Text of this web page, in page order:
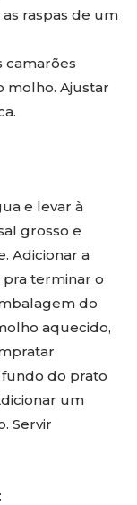
raspas de um
camarões
molho. Ajustar
e levar à
grosso e
Adicionar a
pra terminar o
do
aquecido,
do prato
um
Servir